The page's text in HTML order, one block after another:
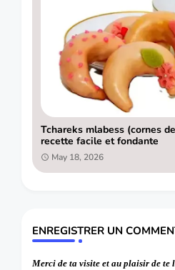
Tchareks mlabess (cornes
recette facile et fondante
May 18, 2026
ENREGISTRER UN
Merci de ta visite et au plaisir de te